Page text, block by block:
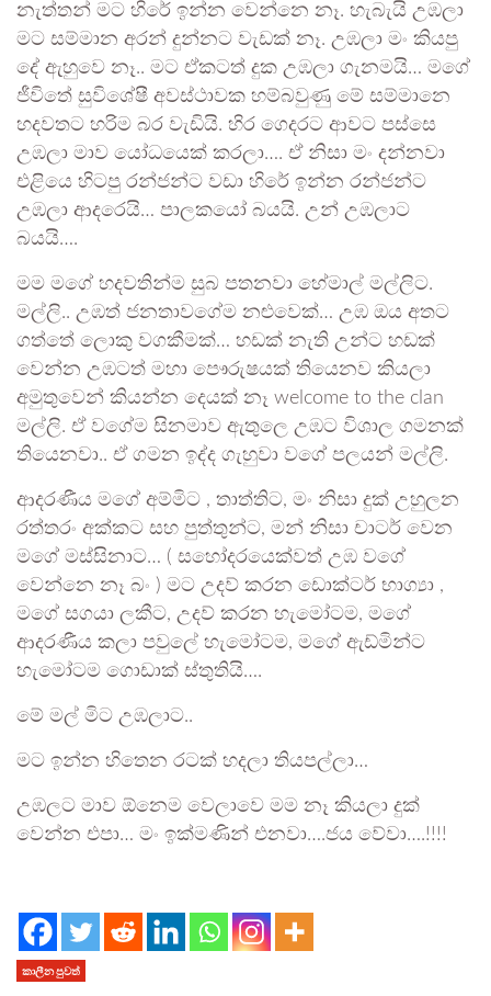
නැත්තන් මට හිරේ ඉන්න වෙන්නෙ නෑ. හැබැයි උඹලා
මට සම්මාන අරන් දුන්නට වැඩක් නෑ. උඹලා මං කියපු
දේ ඇහුවෙ නෑ.. මට ඒකටත් දුක උඹලා ගැනමයි… මගේ
ජීවිතේ සුවිශේෂී අවස්ථාවක හම්බවුණු මේ සම්මානෙ
හදවතට හරිම බර වැඩියි. හිර ගෙදරට ආවට පස්සෙ
උඹලා මාව යෝධයෙක් කරලා…. ඒ නිසා මං දන්නවා
එළියෙ හිටපු රන්ජන්ට වඩා හිරේ ඉන්න රන්ජන්ට
උඹලා ආදරෙයි… පාලකයෝ බයයි. උන් උඹලාට
බයයි….
මම මගේ හදවතින්ම සුබ පතනවා හේමාල් මල්ලිට.
මල්ලි.. උඹත් ජනතාවගේම නළුවෙක්… උඹ ඔය අතට
ගත්තේ ලොකු වගකීමක්… හඩක් නැති උන්ට හඩක්
වෙන්න උඹටත් මහා පෞරුෂයක් තියෙනව කියලා
අමුතුවෙන් කියන්න දෙයක් නෑ welcome to the clan
මල්ලි. ඒ වගේම සිනමාව ඇතුලෙ උඹට විශාල ගමනක්
තියෙනවා.. ඒ ගමන ඉද්ද ගැහුවා වගේ පලයන් මල්ලි.
ආදරණීය මගේ අම්මිට , තාත්තිට, මං නිසා දුක් උහුලන
රත්තරං අක්කට සහ පුත්තුන්ට, මන් නිසා චාටර් වෙන
මගේ මස්සිනාට… ( සහෝදරයෙක්වත් උඹ වගේ
වෙන්නෙ නෑ බං ) මට උදව් කරන ඩොක්‍ටර් භාග්‍යා ,
මගේ සගයා ලකීට, උදව් කරන හැමෝටම, මගේ
ආදරණීය කලා පවුලේ හැමෝටම, මගේ ඇඩ්මින්ට
හැමෝටම ගොඩාක් ස්තුතියි….
මේ මල් මිට උඹලාට..
මට ඉන්න හිතෙන රටක් හදලා තියපල්ලා…
උඹලට මාව ඕනෙම වෙලාවෙ මම නෑ කියලා දුක්
වෙන්න එපා… මං ඉක්මණින් එනවා….ජය වේවා….!!!!
කාලීන පුවත්